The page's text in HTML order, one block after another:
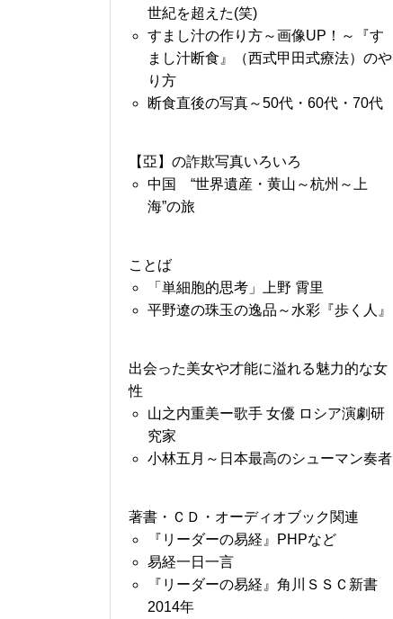
世紀を超えた(笑)
すまし汁の作り方～画像UP！～『す
まし汁断食』（西式甲田式療法）のや
り方
断食直後の写真～50代・60代・70代
【亞】の詐欺写真いろいろ
中国 “世界遺産・黄山～杭州～上
海”の旅
ことば
「単細胞的思考」上野 霄里
平野遼の珠玉の逸品～水彩『歩く人』
出会った美女や才能に溢れる魅力的な女
性
山之内重美ー歌手 女優 ロシア演劇研
究家
小林五月～日本最高のシューマン奏者
著書・ＣＤ・オーディオブック関連
『リーダーの易経』PHPなど
易経一日一言
『リーダーの易経』角川ＳＳＣ新書
2014年